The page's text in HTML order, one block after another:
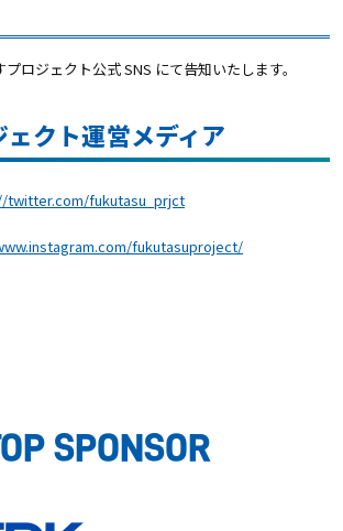
ロジェクト公式 SNS にて告知いたします。
クト運営メディア
twitter.com/fukutasu_prjct
fukutasuproject/
SPONSOR